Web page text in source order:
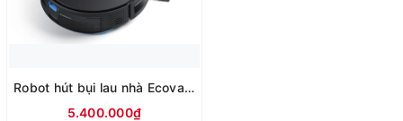
Robot hút bụi lau nhà Ecovacs Y1 PRO
5.400.000₫